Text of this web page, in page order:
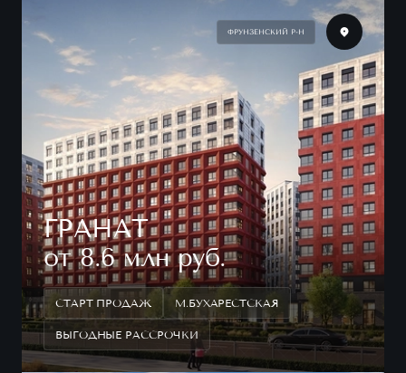
ФРУНЗЕНСКИЙ Р-Н
ГРАНАТ
от 8.6 млн руб.
СТАРТ ПРОДАЖ М.БУХАРЕСТСКАЯ
ВЫГОДНЫЕ РАССРОЧКИ